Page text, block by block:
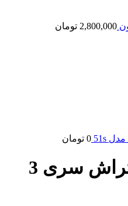
2,800,000 تومان
0 تومان
تیغ و توری ریش تراش سری 3